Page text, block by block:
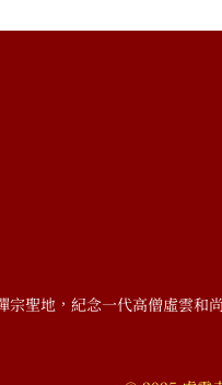
聖地，紀念一代高僧虛雲和